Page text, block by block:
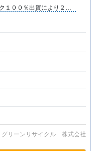
・ユアテック１００％出資により２００１年カイシャ創立。 ・北上市と二本松市に工場があり、宮城県富谷市に本社を設け総務労務管理業務を担っている。転勤なし。
グリーンリサイクル 株式会社